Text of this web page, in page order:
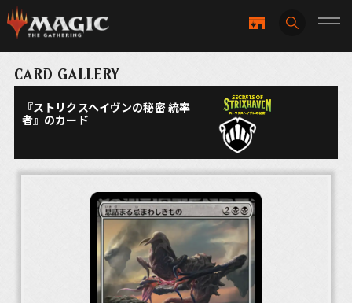
CARD GALLERY
『ストリクスヘイヴンの秘密 統率
者』のカード